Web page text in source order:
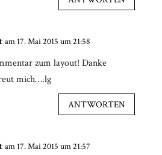
am 17. Mai 2015 um 21:58
zum layout! Danke
mich….lg
ANTWORTEN
am 17. Mai 2015 um 21:57